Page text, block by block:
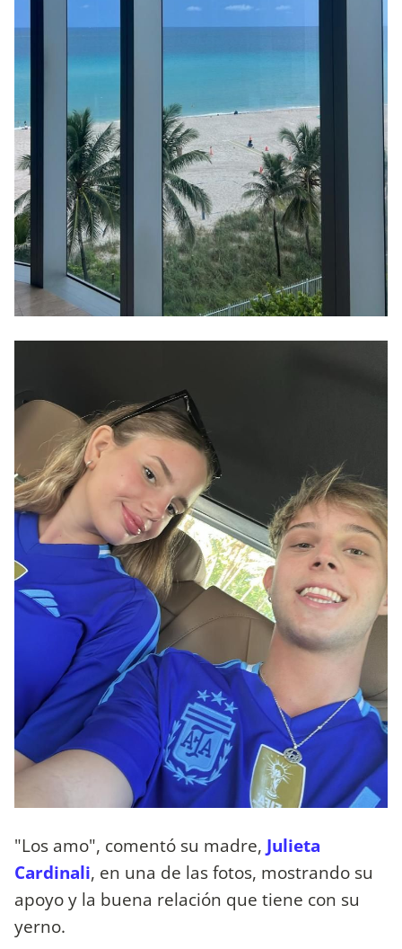
"Los amo", comentó su madre, Julieta
Cardinali, en una de las fotos, mostrando su
apoyo y la buena relación que tiene con su
yerno.